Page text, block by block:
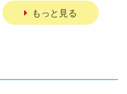
もっと見る